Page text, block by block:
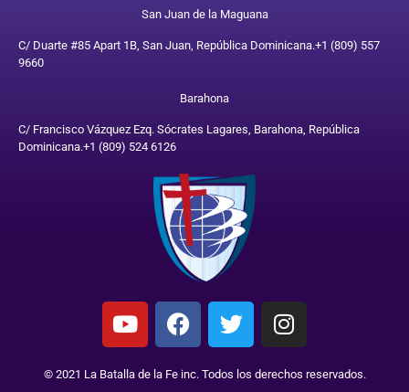
San Juan de la Maguana
C/ Duarte #85 Apart 1B, San Juan, República Dominicana.+1 (809) 557
9660
Barahona
C/ Francisco Vázquez Ezq. Sócrates Lagares, Barahona, República
Dominicana.+1 (809) 524 6126
© 2021 La Batalla de la Fe inc. Todos los derechos reservados.